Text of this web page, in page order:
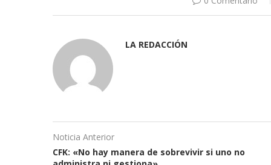
LA REDACCIÓN
Noticia Anterior
CFK: «No hay manera de sobrevivir si uno no